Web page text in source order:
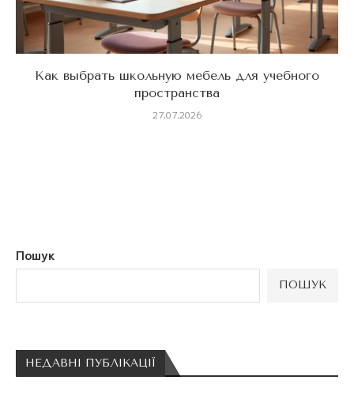
Как выбрать школьную мебель для учебного
пространства
27.07.2026
Пошук
ПОШУК
НЕДАВНІ ПУБЛІКАЦІЇ